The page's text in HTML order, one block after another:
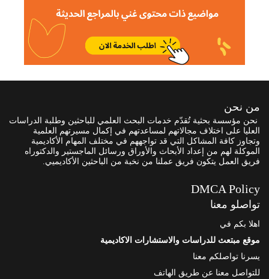
من نحن
نحن مؤسسة بحثية تُقدّم خدمات البحث العلمي للباحثين وطلبة الدراسات
العليا على اختلاف مجالاتهم لمساعدتهم في إكمال مسيرتهم العلمية
وتجاوز كافة المشاكل التي قد تواجههم في مختلف المهام الأكاديمية
الموكلة لهم من إعداد الأبحاث والأوراق ورسائل الماجستير والدكتوراه
فريق العمل يتكون فريق عملنا من نخبة من الباحثين الأكاديميي.
DMCA Policy
تواصلو معنا
اهلا بكم في
موقع مبتعث للدراسات والاستشارات الاكاديمية
يسرنا تواصلكم معنا
للتواصل معنا عن طريق الهاتف